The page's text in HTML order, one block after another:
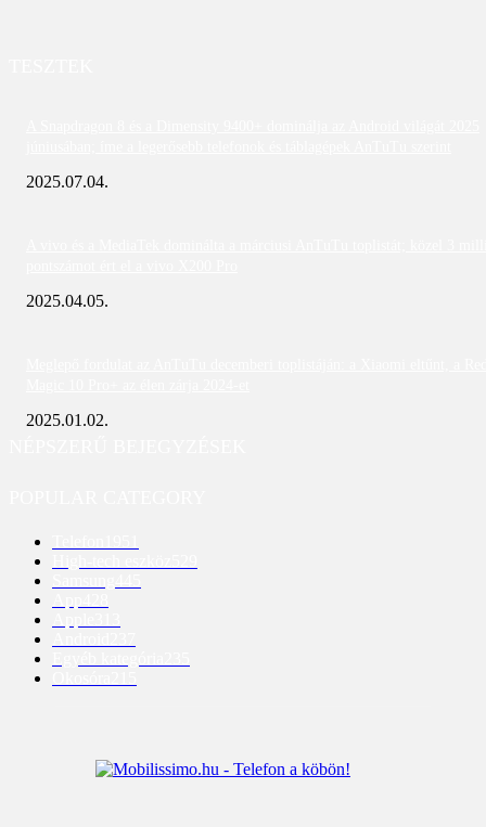
2025.07.04.
2025.04.05.
2025.01.02.